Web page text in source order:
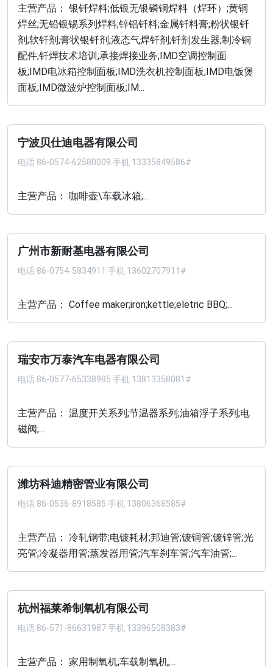
主营产品： 银钎焊料;低银无银磷铜焊料（焊环）;黄铜
焊丝;无铅银锡系列焊料;锌铝钎料;金属钎料膏;粉状银钎
剂;软钎剂;膏状银钎剂;液态气焊钎剂;钎剂发生器;制冷铜
配件;钎焊技术培训;承接焊接业务;IMD空调控制面
板;IMD电冰箱控制面板;IMD洗衣机控制面板;IMD电饭煲
面板;IMD微波炉控制面板;IM...
宁波贝仕迪电器有限公司
电话 86-0574-62580009 手机 13335849586#
主营产品： 咖啡壶\车载冰箱;...
广州市新耐基电器有限公司
电话 86-0754-5834911 手机 13602707911#
主营产品： Coffee maker;iron;kettle;eletric BBQ;...
瑞安市万泰汽车电器有限公司
电话 86-0577-65338985 手机 13813358081#
主营产品： 温度开关系列;节温器系列;油箱浮子系列;电
磁阀;...
潍坊科迪精密管业有限公司
电话 86-0536-8918585 手机 13806368585#
主营产品： 冷轧钢带;电镀耗材;邦迪管;镀铜管;镀锌管;光
亮管;冷凝器用管;蒸发器用管;汽车刹车管;汽车油管;...
杭州福莱希制氧机有限公司
电话 86-571-86631987 手机 13396508383#
主营产品： 家用制氧机;车载制氧机;...